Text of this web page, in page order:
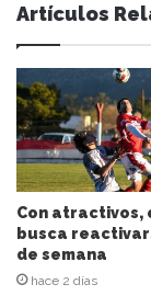
s
u
d
i
r
e
c
c
i
ó
n
d
Artículos
Con atractivos,
busca
de semana
hace 2 días